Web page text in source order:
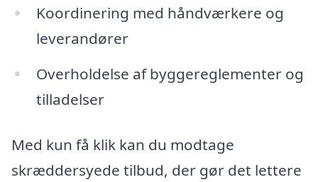
Koordinering med håndværkere og
leverandører
Overholdelse af byggereglementer og
tilladelser
Med kun få klik kan du modtage
skræddersyede tilbud, der gør det lettere